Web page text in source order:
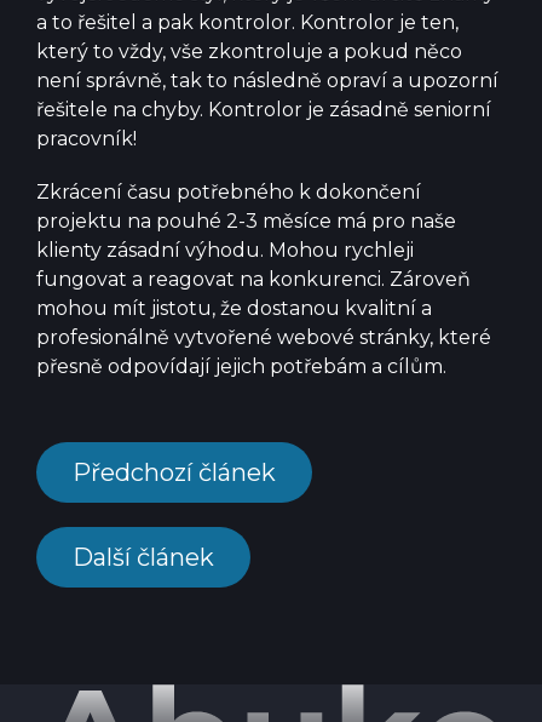
a to řešitel a pak kontrolor. Kontrolor je ten,
který to vždy, vše zkontroluje a pokud něco
není správně, tak to následně opraví a upozorní
řešitele na chyby. Kontrolor je zásadně seniorní
pracovník!
Zkrácení času potřebného k dokončení
projektu na pouhé 2-3 měsíce má pro naše
klienty zásadní výhodu. Mohou rychleji
fungovat a reagovat na konkurenci. Zároveň
mohou mít jistotu, že dostanou kvalitní a
profesionálně vytvořené webové stránky, které
přesně odpovídají jejich potřebám a cílům.
Předchozí článek
Další článek